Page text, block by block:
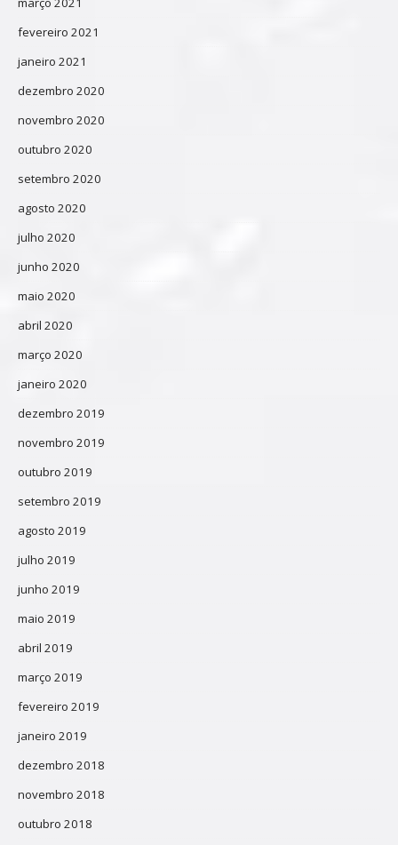
fevereiro 2021
janeiro 2021
dezembro 2020
novembro 2020
outubro 2020
setembro 2020
agosto 2020
julho 2020
junho 2020
maio 2020
abril 2020
março 2020
janeiro 2020
dezembro 2019
novembro 2019
outubro 2019
setembro 2019
agosto 2019
julho 2019
junho 2019
maio 2019
abril 2019
março 2019
fevereiro 2019
janeiro 2019
dezembro 2018
novembro 2018
outubro 2018